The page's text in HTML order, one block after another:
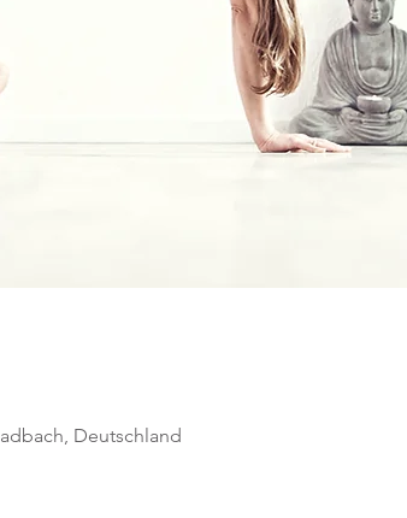
Deutschland